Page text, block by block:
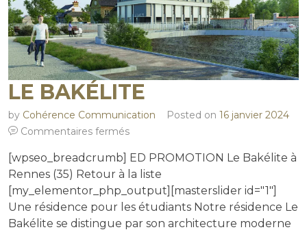
LE BAKÉLITE
by Cohérence Communication Posted on 16 janvier 2024
Commentaires fermés
[wpseo_breadcrumb] ED PROMOTION Le Bakélite à
Rennes (35) Retour à la liste
[my_elementor_php_output][masterslider id="1"]
Une résidence pour les étudiants Notre résidence Le
Bakélite se distingue par son architecture moderne